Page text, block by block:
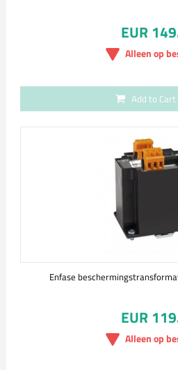
EUR
Alleen op
Add to Cart
Enfase
EUR
Alleen op